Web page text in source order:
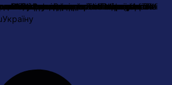
Обмін та поверненняКонтактна